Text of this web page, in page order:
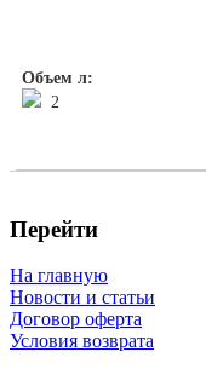
Объем л:
2
Перейти
На главную
Новости и статьи
Договор оферта
Условия возврата